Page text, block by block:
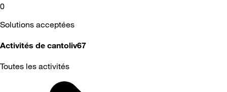
0
Solutions acceptées
Activités de cantoliv67
Toutes les activités